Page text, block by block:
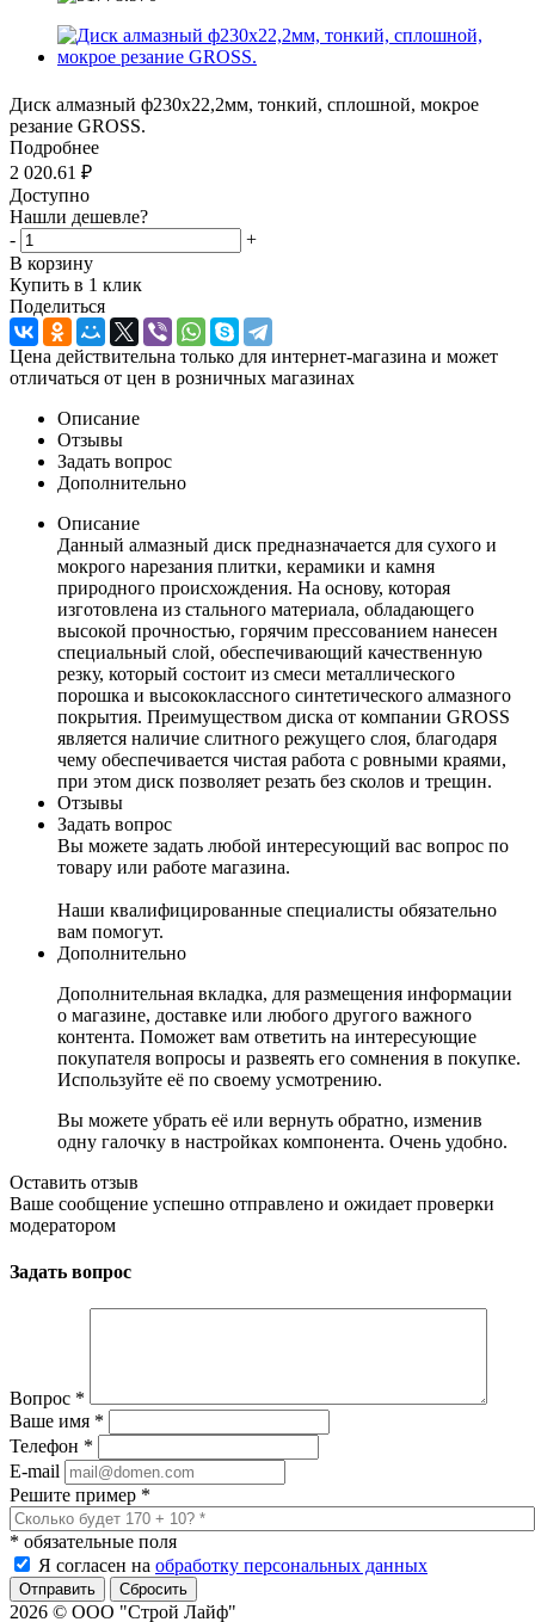
Диск алмазный ф230х22,2мм, тонкий, сплошной, мокрое
резание GROSS.
Подробнее
2 020.61 ₽
Доступно
Нашли дешевле?
-
+
В корзину
Купить в 1 клик
Поделиться
Цена действительна только для интернет-магазина и может
отличаться от цен в розничных магазинах
Описание
Отзывы
Задать вопрос
Дополнительно
Описание
Данный алмазный диск предназначается для сухого и
мокрого нарезания плитки, керамики и камня
природного происхождения. На основу, которая
изготовлена из стального материала, обладающего
высокой прочностью, горячим прессованием нанесен
специальный слой, обеспечивающий качественную
резку, который состоит из смеси металлического
порошка и высококлассного синтетического алмазного
покрытия. Преимуществом диска от компании GROSS
является наличие слитного режущего слоя, благодаря
чему обеспечивается чистая работа с ровными краями,
при этом диск позволяет резать без сколов и трещин.
Отзывы
Задать вопрос
Вы можете задать любой интересующий вас вопрос по
товару или работе магазина.
Наши квалифицированные специалисты обязательно
вам помогут.
Дополнительно
Дополнительная вкладка, для размещения информации
о магазине, доставке или любого другого важного
контента. Поможет вам ответить на интересующие
покупателя вопросы и развеять его сомнения в покупке.
Используйте её по своему усмотрению.
Вы можете убрать её или вернуть обратно, изменив
одну галочку в настройках компонента. Очень удобно.
Оставить отзыв
Ваше сообщение успешно отправлено и ожидает проверки
модератором
Задать вопрос
Вопрос *
Ваше имя *
Телефон *
E-mail
Решите пример *
* обязательные поля
Я согласен на обработку персональных данных
Сбросить
2026 © ООО "Строй Лайф"